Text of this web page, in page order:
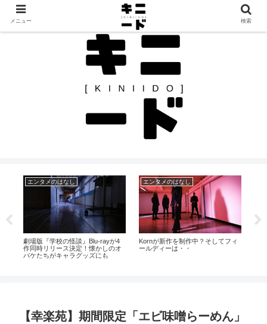
見つけたモノを、見つけたままに。カルチャーと日常のレビュー帖
買ってみた・使ってみた
【最近買った本】デイヴィッド・
リンチ 幻想と混沌の美を求めて／
イアン・ネイサン
エンタメのはなし
映画『28年後…』本予告がついに
解禁！日米同時公開が迫る中、物
【幸楽苑】期間限定「エビ味噌らーめん」
メニュー 検索